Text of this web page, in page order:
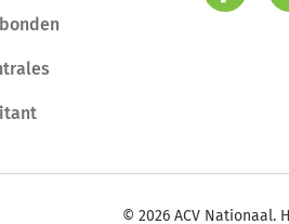
© 2026 ACV Nationaal.